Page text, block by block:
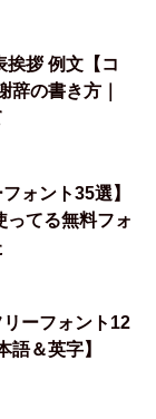
挨拶 例文【コ
辞の書き方｜
ォント35選】
ってる無料フォ
ーフォント12
語＆英字】